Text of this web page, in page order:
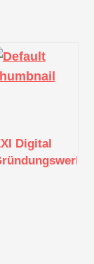
Digital